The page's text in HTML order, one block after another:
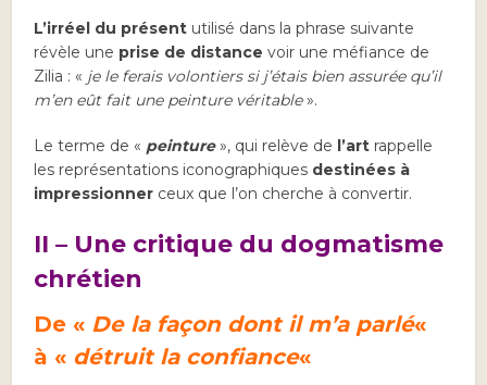
L’irréel du présent utilisé dans la phrase suivante
révèle une prise de distance voir une méfiance de
Zilia : « je le ferais volontiers si j’étais bien assurée qu’il
m’en eût fait une peinture véritable».
Le terme de « peinture», qui relève de l’art rappelle
les représentations iconographiques destinées à
impressionner ceux que l’on cherche à convertir.
II – Une critique du dogmatisme
chrétien
De « De la façon dont il m’a parlé«
à « détruit la confiance«